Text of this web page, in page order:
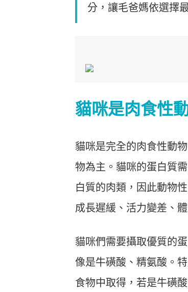
分，讓毛爸媽依選擇
貓咪是肉食性
貓咪是完全的肉食性動
物為主。貓咪的蛋白質
白質的肉類，因此動物
成長遲緩、活力變差、
貓咪們需要攝取優質的
像是牛磺酸、精氨酸。
食物中取得，若是牛磺